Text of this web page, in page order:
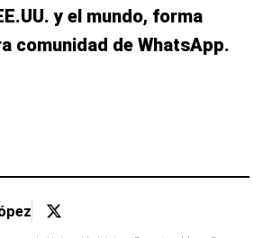
y el mundo, forma
comunidad de WhatsApp.